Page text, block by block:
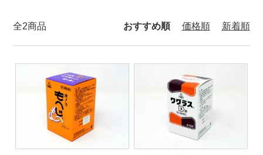
全2商品 おすすめ順 価格順 新着順